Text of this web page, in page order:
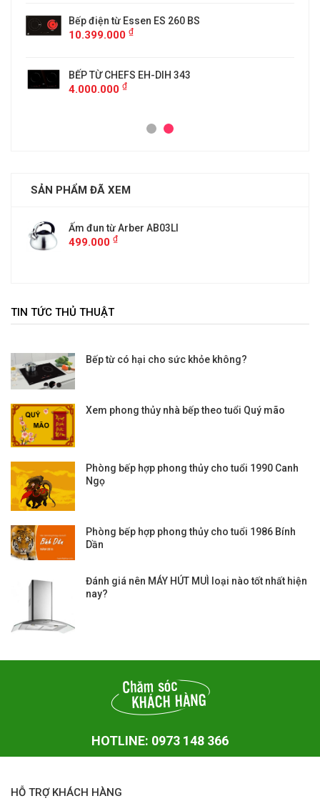
Bếp điện từ Essen ES 260 BS
10.399.000 ₫
BẾP TỪ CHEFS EH-DIH 343
4.000.000 ₫
SẢN PHẨM ĐÃ XEM
Ấm đun từ Arber AB03LI
499.000 ₫
TIN TỨC THỦ THUẬT
Bếp từ có hại cho sức khỏe không?
Xem phong thủy nhà bếp theo tuổi Quý mão
Phòng bếp hợp phong thủy cho tuổi 1990 Canh
Ngọ
Phòng bếp hợp phong thủy cho tuổi 1986 Bính
Dần
Đánh giá nên MÁY HÚT MUÌ loại nào tốt nhất hiện
nay?
HOTLINE: 0973 148 366
HỖ TRỢ KHÁCH HÀNG